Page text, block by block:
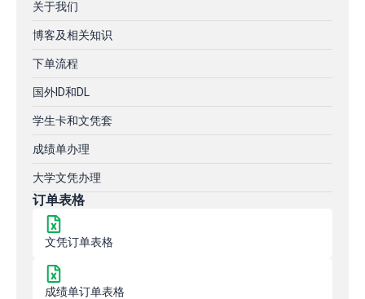
关于我们
博客及相关知识
下单流程
国外ID和DL
学生卡和文凭套
成绩单办理
大学文凭办理
订单表格
文凭订单表格
成绩单订单表格